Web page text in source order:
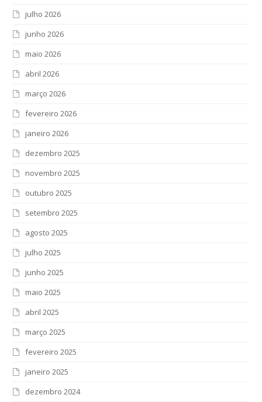
julho 2026
junho 2026
maio 2026
abril 2026
março 2026
fevereiro 2026
janeiro 2026
dezembro 2025
novembro 2025
outubro 2025
setembro 2025
agosto 2025
julho 2025
junho 2025
maio 2025
abril 2025
março 2025
fevereiro 2025
janeiro 2025
dezembro 2024